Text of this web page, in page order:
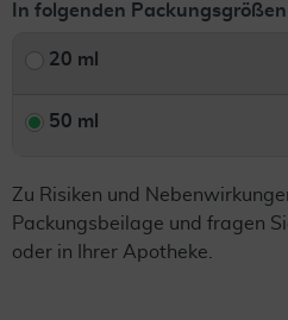
In folgenden
20 ml
50 ml
Zu Risiken und
Packungsbeilage und fragen
oder in Ihrer Apotheke.